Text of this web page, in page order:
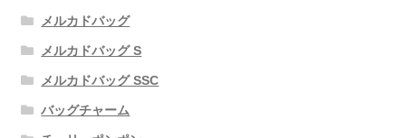
メルカドバッグ
メルカドバッグ S
メルカドバッグ SSC
バッグチャーム